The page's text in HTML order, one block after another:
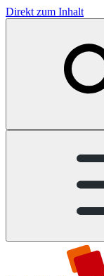
Direkt zum Inhalt